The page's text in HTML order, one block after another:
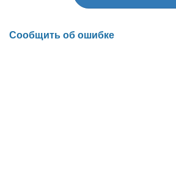
Сообщить об ошибке